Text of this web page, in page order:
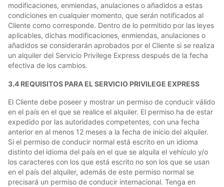
modificaciones, enmiendas, anulaciones o añadidos a estas
condiciones en cualquier momento, que serán notificados al
Cliente como corresponde. Dentro de lo permitido por las leyes
aplicables, dichas modificaciones, enmiendas, anulaciones o
añadidos se considerarán aprobados por el Cliente si se realiza
un alquiler del Servicio Privilege Express después de la fecha
efectiva de los cambios.
3.4 REQUISITOS PARA EL SERVICIO PRIVILEGE EXPRESS
El Cliente debe poseer y mostrar un permiso de conducir válido
en el país en el que se realice el alquiler. El permiso ha de estar
expedido por las autoridades competentes, con una fecha
anterior en al menos 12 meses a la fecha de inicio del alquiler.
Si el permiso de conducir normal está escrito en un idioma
distinto del idioma del país en el que se alquila el vehículo y/o
los caracteres con los que está escrito no son los que se usan
en el país del alquiler, además de este permiso normal se
precisará un permiso de conducir internacional. Tenga en